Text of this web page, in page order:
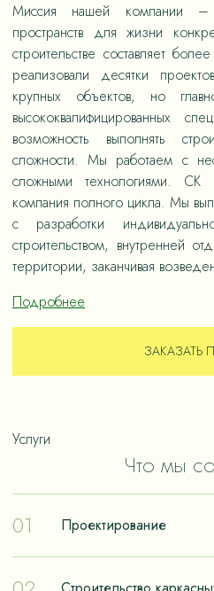
Миссия нашей компании –
пространств для жизни
строительстве составляет
реализовали десятки
крупных объектов, но
высококвалифицированных
возможность выполнять
сложности. Мы работаем с
сложными технологиями. СК
компания полного цикла. Мы
с разработки
строительством, внутренней
территории, заканчивая
Подробнее
ЗАКАЗАТЬ
Услуги
Что мы
01
Проектирование